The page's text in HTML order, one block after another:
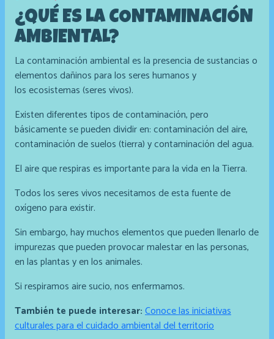
¿QUÉ ES LA CONTAMINACIÓN
AMBIENTAL?
La contaminación ambiental es la presencia de sustancias o
elementos dañinos para los seres humanos y
los ecosistemas (seres vivos).
Existen diferentes tipos de contaminación, pero
básicamente se pueden dividir en: contaminación del aire,
contaminación de suelos (tierra) y contaminación del agua.
El aire que respiras es importante para la vida en la Tierra.
Todos los seres vivos necesitamos de esta fuente de
oxígeno para existir.
Sin embargo, hay muchos elementos que pueden llenarlo de
impurezas que pueden provocar malestar en las personas,
en las plantas y en los animales.
Si respiramos aire sucio, nos enfermamos.
También te puede interesar:Conoce las iniciativas
culturales para el cuidado ambiental del territorio